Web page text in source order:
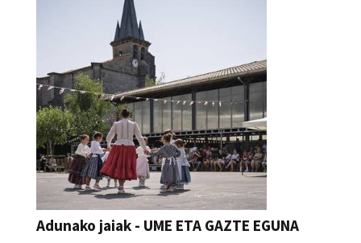
Adunako jaiak - UME ETA GAZTE EGUNA